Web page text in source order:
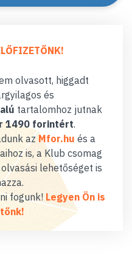
olvasott, higgadt
és
tartalomhoz jutnak
1490 forintért.
az Mfor.hu és a
is, a Klub csomag
lehetőséget is
fogunk! Legyen Ön is